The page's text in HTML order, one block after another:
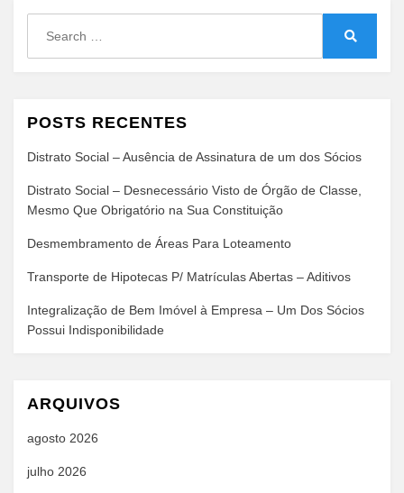
POSTS RECENTES
Distrato Social – Ausência de Assinatura de um dos Sócios
Distrato Social – Desnecessário Visto de Órgão de Classe,
Mesmo Que Obrigatório na Sua Constituição
Desmembramento de Áreas Para Loteamento
Transporte de Hipotecas P/ Matrículas Abertas – Aditivos
Integralização de Bem Imóvel à Empresa – Um Dos Sócios
Possui Indisponibilidade
ARQUIVOS
agosto 2026
julho 2026